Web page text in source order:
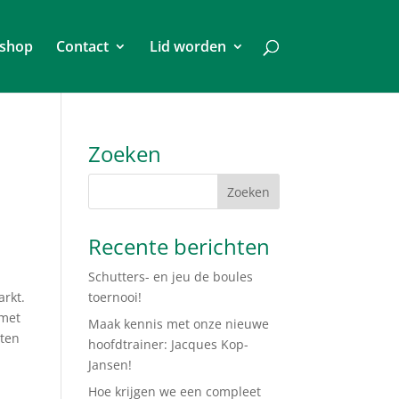
Contact Lid worden
Zoeken
Recente berichten
Schutters- en jeu de boules
toernooi!
Maak kennis met onze nieuwe
hoofdtrainer: Jacques Kop-
Jansen!
Hoe krijgen we een compleet